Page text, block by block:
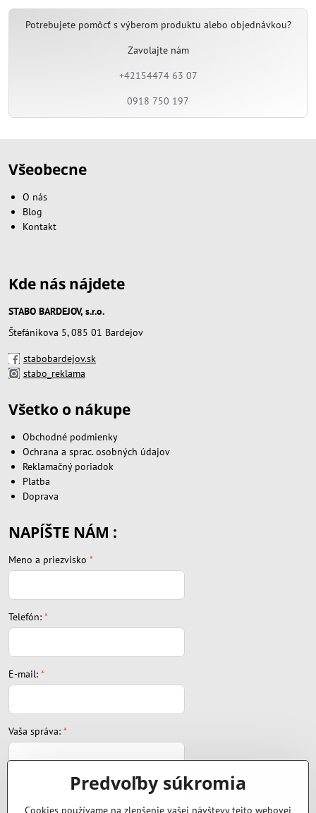
Potrebujete pomôcť s výberom produktu alebo objednávkou?
Zavolajte nám
+42154474 63 07
0918 750 197
Všeobecne
O nás
Blog
Kontakt
Kde nás nájdete
STABO BARDEJOV, s.r.o.
Štefánikova 5, 085 01 Bardejov
stabobardejov.sk
stabo_reklama
Všetko o nákupe
Obchodné podmienky
Ochrana a sprac. osobných údajov
Reklamačný poriadok
Platba
Doprava
NAPÍŠTE NÁM :
Meno a priezvisko *
Telefón: *
E-mail: *
Vaša správa: *
Predvoľby súkromia
Cookies používame na zlepšenie vašej návštevy tejto webovej